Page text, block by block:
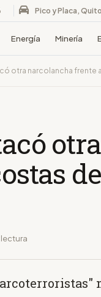
Pico y Placa,
Energía Minería
otra narcolancha
lectura